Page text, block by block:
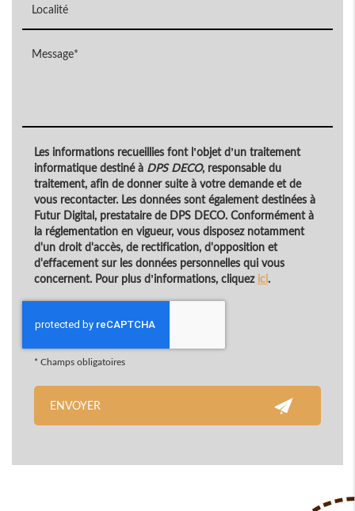
Les informations recueillies font l’objet d’un traitement
informatique destiné àDPS DECO, responsable du
traitement, afin de donner suite à votre demande et de
vous recontacter. Les données sont également destinées à
Futur Digital, prestataire de DPS DECO. Conformément à
la réglementation en vigueur, vous disposez notamment
d'un droit d'accès, de rectification, d'opposition et
d'effacement sur les données personnelles qui vous
concernent. Pour plus d’informations, cliquez ici.
* Champs obligatoires